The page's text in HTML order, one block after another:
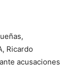
Ricardo
acusaciones